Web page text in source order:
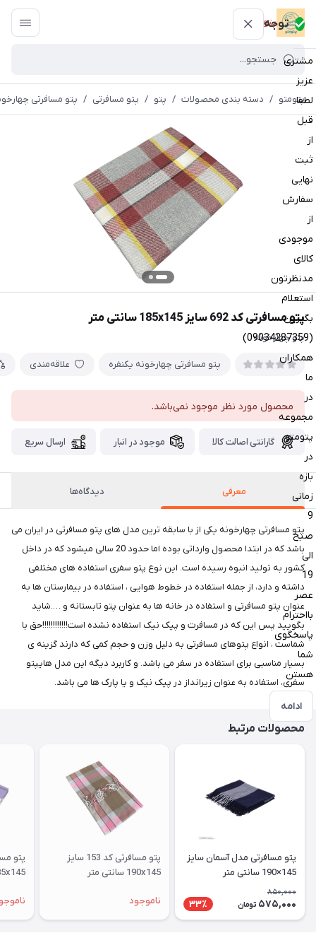
توجه
مشتری
عزیز
لطفا
قبل
از
ثبت
نهایی
سفارش
از
موجودی
کالای
مدنظرتون
استعلام
بگیرین
(09034287359)
همکاران
ما
در
مجموعه
پتومتو
در
بازه
زمانی
9
صبح
الی
19
عصر
بااحترام
پاسخگوی
شما
هستن
ادامه
پتومتو
پتومتو / دسته بندی محصولات / پتو / پتو مسافرتی / پتو مسافرتی
پتو مسافرتی کد 692 سایز 185x145 سانتی متر
پتو چهارخونه
پتو مسافرتی چهارخونه یکنفره علاقه‌مندی
محصول مورد نظر موجود نمی‌باشد.
گارانتی اصالت کالا موجود در انبار ارسال سریع
معرفی دیدگاه‌ها
پتو مسافرتی چهارخونه یکی از با سابقه ترین مدل های پتو مسافرتی در ایران می
باشد که در ابتدا محصول وارداتی بوده اما حدود 20 سالی میشود که در داخل
کشور به تولید انبوه رسیده است. این نوع پتو سفری استفاده های مختلفی
داشته و دارد، از جمله استفاده در خطوط هوایی ، استفاده در بیمارستان ها به
عنوان پتو مسافرتی و استفاده در خانه ها به عنوان پتو تابستانه و ….شاید
بگویید پس این که در مسافرت و پیک نیک استفاده نشده است!!!!!!!!!!!!حق با
شماست ، انواع پتوهای مسافرتی به دلیل وزن و حجم کمی که دارند گزینه ی
بسیار مناسبی برای استفاده در سفر می باشد. و کاربرد دیگه این مدل هایپتو
سفری، استفاده به عنوان زیرانداز در پیک نیک و یا پارک ها می باشد.
محصولات مرتبط
پتو مسافرتی مدل آسمان سایز
145×190 سانتی متر
850,000
575,000 تومان 33٪
پتو مسافرتی کد 153 سایز
190x145 سانتی متر
ناموجود
185x145 سانتی متر